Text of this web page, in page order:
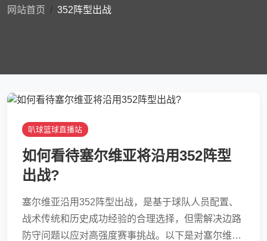
网站首页 352阵型出战
叭球篮球直播站
如何看待塞尔维亚将沿用352阵型
出战?
塞尔维亚沿用352阵型出战，是基于球队人员配置、
战术传统和历史成功经验的合理选择，但需解决边路
防守问题以应对高强度赛事挑战。以下是对塞尔维亚